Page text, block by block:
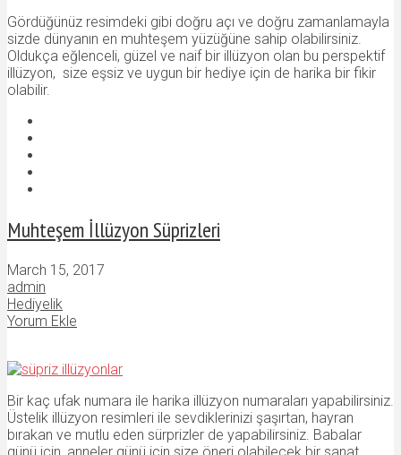
Gördüğünüz resimdeki gibi doğru açı ve doğru zamanlamayla
sizde dünyanın en muhteşem yüzüğüne sahip olabilirsiniz.
Oldukça eğlenceli, güzel ve naif bir illüzyon olan bu perspektif
illüzyon, size eşsiz ve uygun bir hediye için de harika bir fikir
olabilir.
Muhteşem İllüzyon Süprizleri
March 15, 2017
admin
Hediyelik
Yorum Ekle
Bir kaç ufak numara ile harika illüzyon numaraları yapabilirsiniz.
Üstelik illüzyon resimleri ile sevdiklerinizi şaşırtan, hayran
bırakan ve mutlu eden sürprizler de yapabilirsiniz. Babalar
günü için, anneler günü için size öneri olabilecek bir sanat